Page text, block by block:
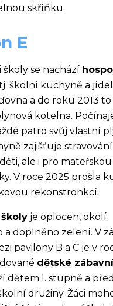
skříňku.
E
školy se nachází
školní kuchyně a
a do roku 2013
kotelna.
patro svůj vlastní
zajišťuje
ale i pro
V roce 2025 prošla
rekonstronkcí.
je oplocen, okolí
a doplněno zelení. V
pavilony B a C je v
dětské
dětem I. stupně a
družiny. Žáci